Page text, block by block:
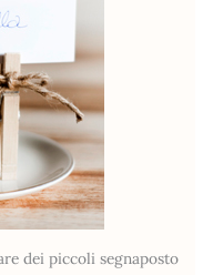
dei piccoli segnaposto